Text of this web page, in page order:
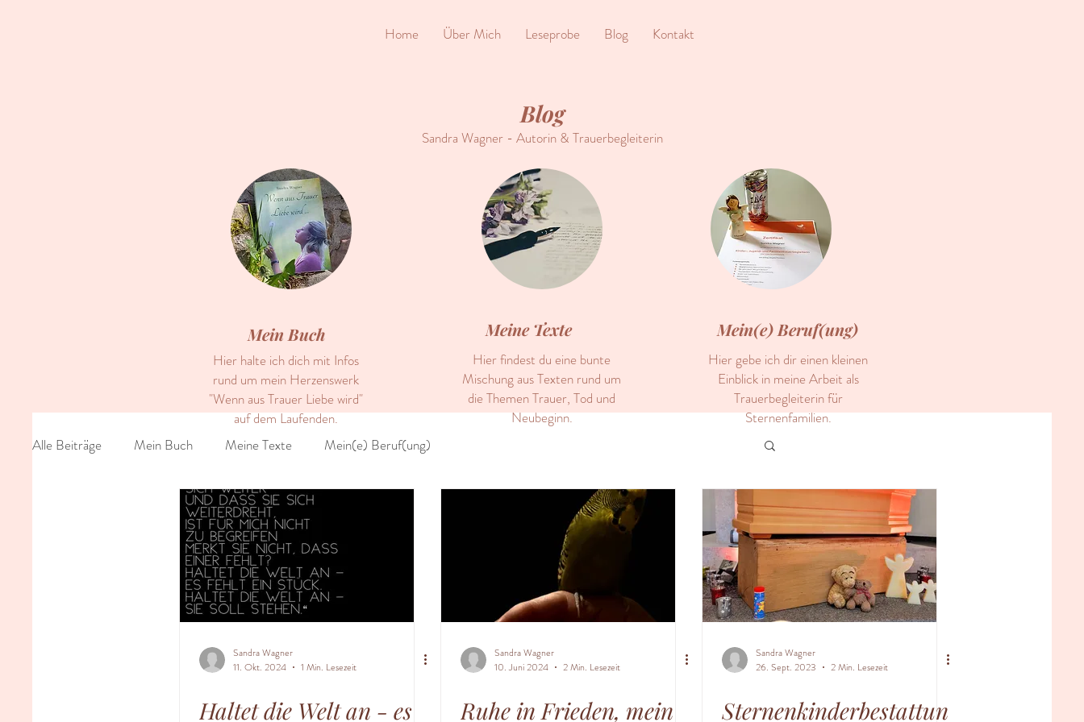
Home Über Mich Leseprobe Blog Kontakt
Alle Beiträge Mein Buch Meine Texte Mein(e) Beruf(ung)
Sandra Wagner
11. Okt. 2024
1 Min. Lesezeit
Haltet die Welt an - es
Sandra Wagner
10. Juni 2024
2 Min. Lesezeit
Ruhe in Frieden, mein
Sandra Wagner
26. Sept. 2023
2 Min. Lesezeit
Sternenkinderbestattun
Blog
Sandra Wagner - Autorin & Trauerbegleiterin
Mein Buch
Hier halte ich dich mit Infos
rund um mein Herzenswerk
"Wenn aus Trauer Liebe wird"
auf dem Laufenden.
Meine Texte
Hier findest du eine bunte
Mischung aus Texten rund um
die Themen Trauer, Tod und
Neubeginn.
Mein(e) Beruf(ung)
Hier gebe ich dir einen kleinen
Einblick in meine Arbeit als
Trauerbegleiterin für
Sternenfamilien.